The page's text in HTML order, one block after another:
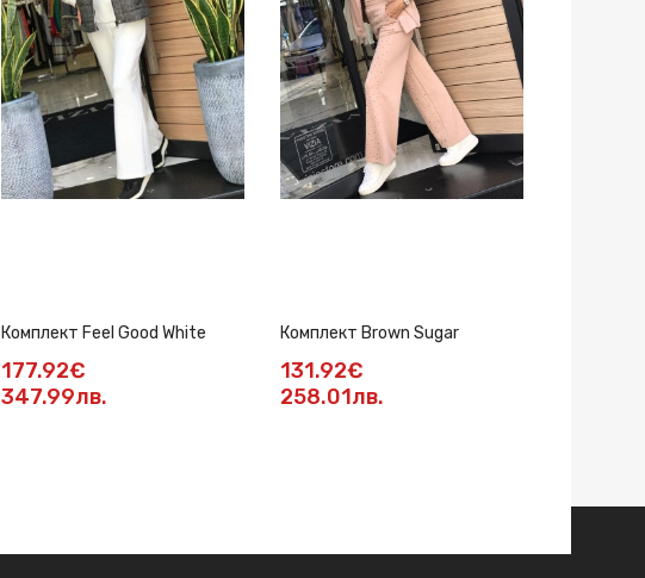
Комплект Feel Good White
177.92€
347.99лв.
Комплект Brown Sugar
131.92€
258.01лв.